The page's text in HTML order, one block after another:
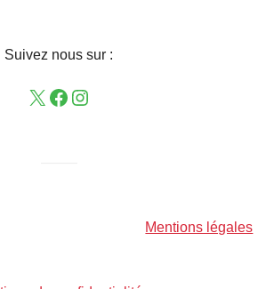
Suivez nous sur :
Mentions légales